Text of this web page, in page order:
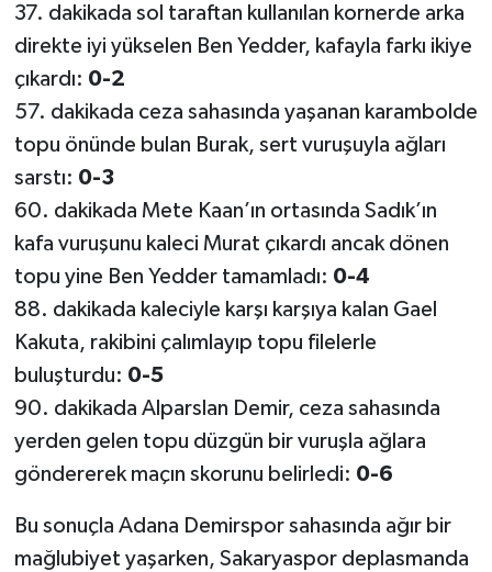
37. dakikada sol taraftan kullanılan kornerde arka
direkte iyi yükselen Ben Yedder, kafayla farkı ikiye
çıkardı: 0-2
57. dakikada ceza sahasında yaşanan karambolde
topu önünde bulan Burak, sert vuruşuyla ağları
sarstı: 0-3
60. dakikada Mete Kaan’ın ortasında Sadık’ın
kafa vuruşunu kaleci Murat çıkardı ancak dönen
topu yine Ben Yedder tamamladı: 0-4
88. dakikada kaleciyle karşı karşıya kalan Gael
Kakuta, rakibini çalımlayıp topu filelerle
buluşturdu: 0-5
90. dakikada Alparslan Demir, ceza sahasında
yerden gelen topu düzgün bir vuruşla ağlara
göndererek maçın skorunu belirledi: 0-6
Bu sonuçla Adana Demirspor sahasında ağır bir
mağlubiyet yaşarken, Sakaryaspor deplasmanda